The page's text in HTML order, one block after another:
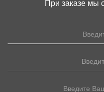
При заказе мы